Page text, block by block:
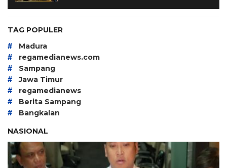
TAG POPULER
# Madura
# regamedianews.com
# Sampang
# Jawa Timur
# regamedianews
# Berita Sampang
#
Bangkalan
NASIONAL